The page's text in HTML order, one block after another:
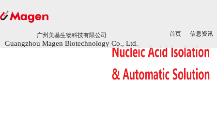
广州美基生物科技有限公司
Guangzhou Magen Biotechnology Co., Ltd.
首页 信息资讯
广州美基生物科技有限公司
Guangzhou Magen Biotechnology Co., Ltd.
首页 信息资讯